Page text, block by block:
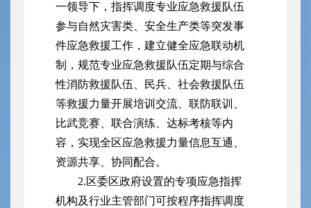
一领导下，指挥调度专业应急救援队伍
参与自然灾害类、安全生产类等突发事
件应急救援工作，建立健全应急联动机
制，规范专业应急救援队伍定期与综合
性消防救援队伍、民兵、社会救援队伍
等救援力量开展培训交流、联防联训、
比武竞赛、联合演练、达标考核等内
容，实现全区应急救援力量信息互通、
资源共享、协同配合。
2.区委区政府设置的专项应急指挥
机构及行业主管部门可按程序指挥调度